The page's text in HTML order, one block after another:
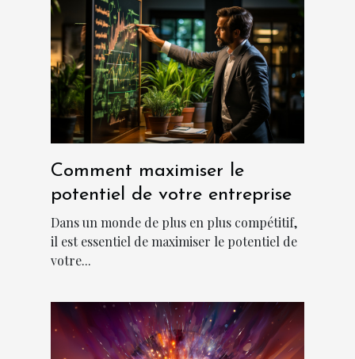
Comment maximiser le
potentiel de votre entreprise
Dans un monde de plus en plus compétitif,
il est essentiel de maximiser le potentiel de
votre...